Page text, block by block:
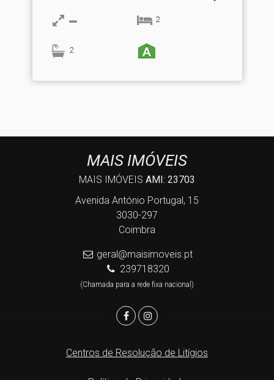
2
2
MAIS IMÓVEIS
MAIS IMÓVEIS AMI: 23703
Avenida António Portugal, 15
3030-297
Coimbra
geral@maisimoveis.pt
239718320
(Chamada para a rede fixa nacional)
Centros de Resolução de Litígios